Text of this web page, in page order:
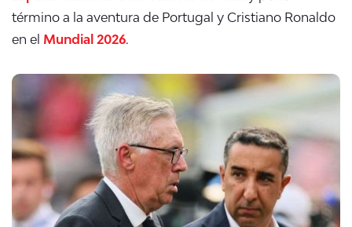
término a la aventura de Portugal y Cristiano Ronaldo
en el Mundial 2026.